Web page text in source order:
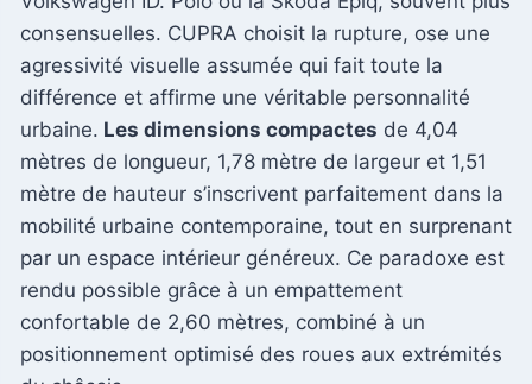
consensuelles. CUPRA choisit la rupture, ose une
agressivité visuelle assumée qui fait toute la
différence et affirme une véritable personnalité
urbaine. Les dimensions compactes de 4,04
mètres de longueur, 1,78 mètre de largeur et 1,51
mètre de hauteur s’inscrivent parfaitement dans la
mobilité urbaine contemporaine, tout en surprenant
par un espace intérieur généreux. Ce paradoxe est
rendu possible grâce à un empattement
confortable de 2,60 mètres, combiné à un
positionnement optimisé des roues aux extrémités